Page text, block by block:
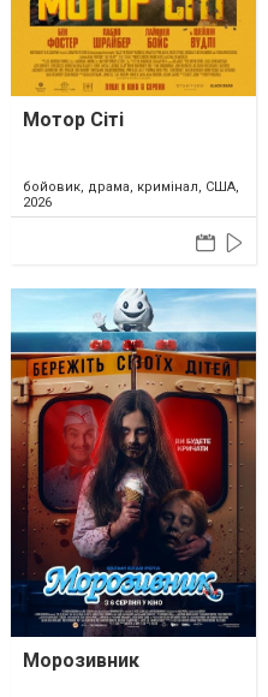
Мотор Сіті
бойовик, драма, кримінал, США,
2026
Морозивник